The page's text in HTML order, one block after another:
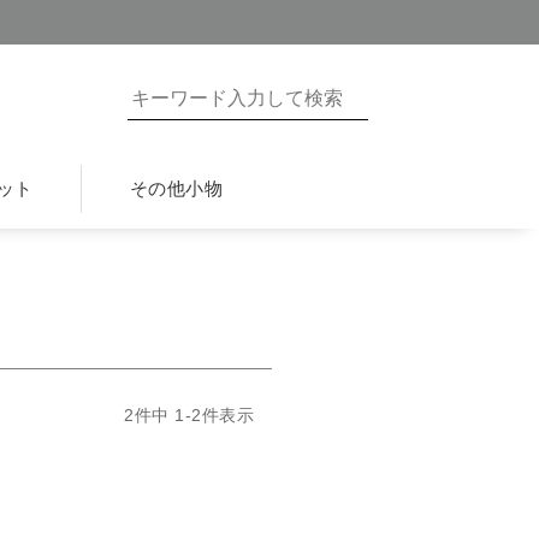
ト その他小物
2件中 1 -2件表示